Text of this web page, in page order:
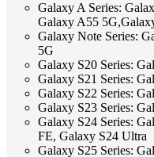
Galaxy A Series:
Galaxy A55
Galaxy Note Series:
5G
Galaxy S20 Series:
Galaxy S21 Series:
Galaxy S22 Series:
Galaxy S23 Series:
Galaxy S24 Series:
FE, Galaxy S24 Ultra
Galaxy S25 Series: